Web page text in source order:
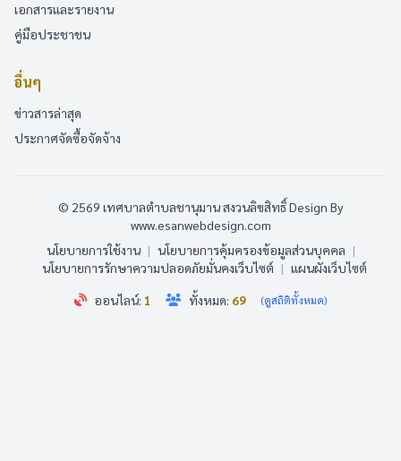
เอกสารและรายงาน
คู่มือประชาชน
อื่นๆ
ข่าวสารล่าสุด
ประกาศจัดซื้อจัดจ้าง
© 2569 เทศบาลตำบลชานุมาน สงวนลิขสิทธิ์Design By
www.esanwebdesign.com
นโยบายการใช้งาน | นโยบายการคุ้มครองข้อมูลส่วนบุคคล |
นโยบายการรักษาความปลอดภัยมั่นคงเว็บไซต์ | แผนผังเว็บไซต์
ออนไลน์: 1 ทั้งหมด: 69 (ดูสถิติทั้งหมด)